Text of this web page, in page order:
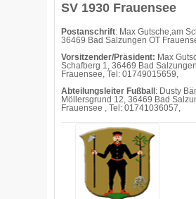
SV 1930 Frauensee
Postanschrift: Max Gutsche,am
36469 Bad Salzungen OT
Vorsitzender/Präsident: Max
Schafberg 1, 36469 Bad
Frauensee, Tel: 01749015659,
Abteilungsleiter Fußball : Dusty
Möllersgrund 12, 36469 Bad
Frauensee , Tel: 01741036057,